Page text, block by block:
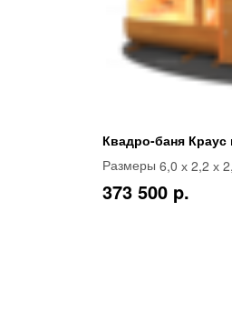
Квадро-баня Краус
Размеры 6,0 х 2,2 х
373 500 p.